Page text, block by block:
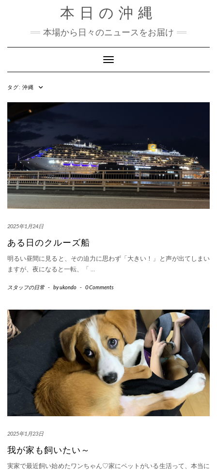
本日の沖縄
本場から日々のニュースをお届け
Toggle Navigation
タグ: 沖縄
2025年1月24日
ある日のクルーズ船
明るい昼間に見ると、その迫力に思わず「大きい！」と声が出てしまい
ますが、夜になると一転、「 …
スタッフの日常 - byukondo - 0 Comments
2025年1月23日
我が家も飼いたい～
実家で最近飼い始めたワンちゃん♡家にペットがいる生活って、本当に